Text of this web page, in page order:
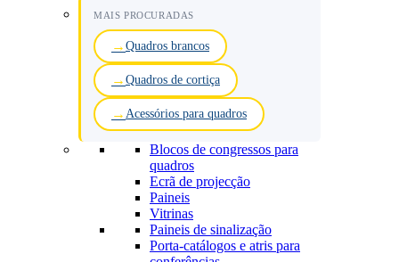
MAIS PROCURADAS
Quadros brancos
Quadros de cortiça
Acessórios para quadros
Blocos de congressos para
quadros
Ecrã de projecção
Paineis
Vitrinas
Paineis de sinalização
Porta-catálogos e atris para